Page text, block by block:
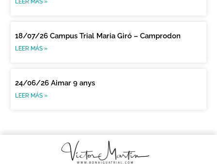
LEER MÁS »
18/07/26 Campus Trial Maria Giró – Camprodon
LEER MÁS »
24/06/26 Aimar 9 anys
LEER MÁS »